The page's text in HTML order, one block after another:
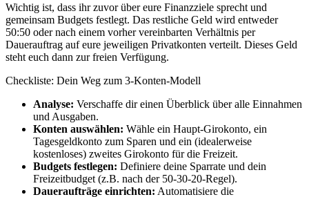
Wichtig ist, dass ihr zuvor über eure Finanzziele sprecht und
gemeinsam Budgets festlegt. Das restliche Geld wird entweder
50:50 oder nach einem vorher vereinbarten Verhältnis per
Dauerauftrag auf eure jeweiligen Privatkonten verteilt. Dieses Geld
steht euch dann zur freien Verfügung.
Checkliste: Dein Weg zum 3-Konten-Modell
Analyse: Verschaffe dir einen Überblick über alle Einnahmen
und Ausgaben.
Konten auswählen: Wähle ein Haupt-Girokonto, ein
Tagesgeldkonto zum Sparen und ein (idealerweise
kostenloses) zweites Girokonto für die Freizeit.
Budgets festlegen: Definiere deine Sparrate und dein
Freizeitbudget (z.B. nach der 50-30-20-Regel).
Daueraufträge einrichten: Automatisiere die